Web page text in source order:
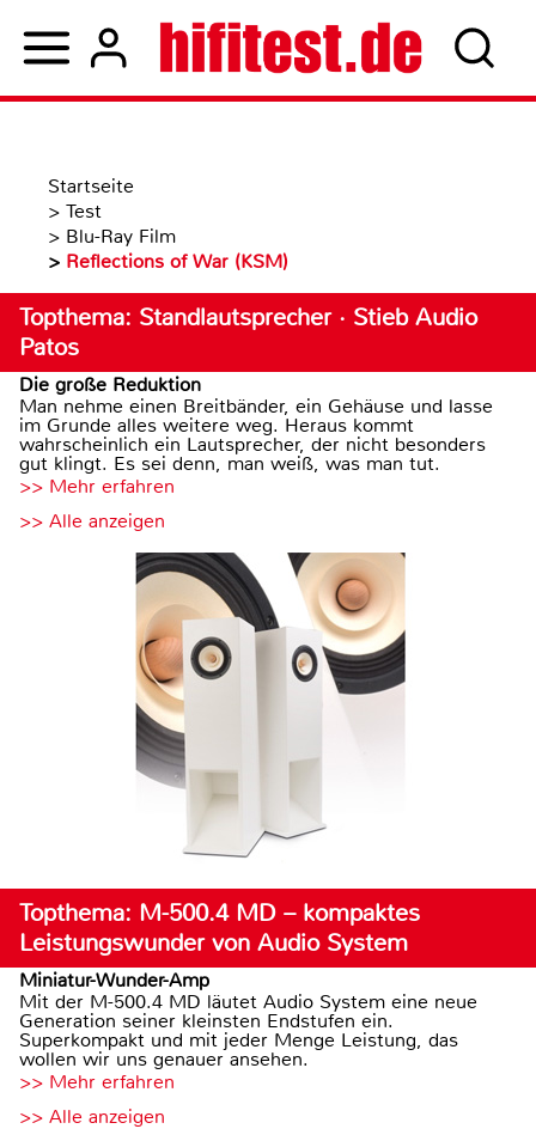
Startseite
> Test
> Blu-Ray Film
> Reflections of War (KSM)
Topthema: Standlautsprecher · Stieb Audio
Patos
Die große Reduktion
Man nehme einen Breitbänder, ein Gehäuse und lasse
im Grunde alles weitere weg. Heraus kommt
wahrscheinlich ein Lautsprecher, der nicht besonders
gut klingt. Es sei denn, man weiß, was man tut.
>> Mehr erfahren
>> Alle anzeigen
Topthema: M-500.4 MD – kompaktes
Leistungswunder von Audio System
Miniatur-Wunder-Amp
Mit der M-500.4 MD läutet Audio System eine neue
Generation seiner kleinsten Endstufen ein.
Superkompakt und mit jeder Menge Leistung, das
wollen wir uns genauer ansehen.
>> Mehr erfahren
>> Alle anzeigen